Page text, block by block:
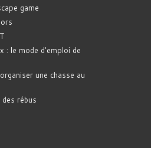
game
: le mode d'emploi de
une chasse au
des rébus